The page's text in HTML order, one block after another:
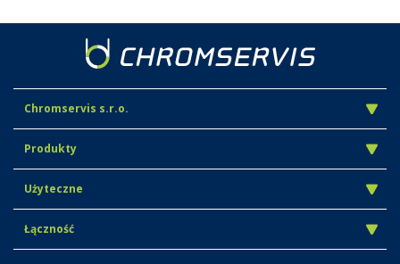
Chromservis s.r.o.
Produkty
Użyteczne
Łączność